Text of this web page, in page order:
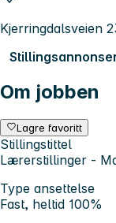
Kjerringdalsveien
Om jobben
Lagre favoritt
Stillingstittel
Lærerstillinger -
Type ansettelse
Fast, heltid 100%